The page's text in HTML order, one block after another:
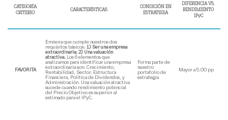
CATEGORÍA
CRITERIO
CARACTERÍSTICAS
CONDICIÓN EN
ESTRATEGIA
DIFERENCIA VS.
RENDIMIENTO
IPyC
FAVORITA
Emisora que cumple nuestros dos
requisitos básicos: 1) Ser una empresa
extraordinaria; 2) Una valuación
atractiva. Los 6 elementos que
analizamos para identificar una empresa
extraordinaria son: Crecimiento,
Rentabilidad, Sector, Estructura
Financiera, Política de Dividendos, y
Administración. Una valuación atractiva
sucede cuando rendimiento potencial
del Precio Objetivo es superior al
estimado para el IPyC.
Forma parte de
nuestro
portafolio de
estrategia
Mayor a 5.00 pp